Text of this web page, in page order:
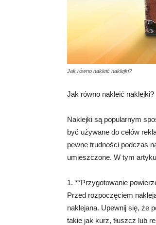
Jak równo nakleić naklejki?
Jak równo nakleić naklejki?
Naklejki są popularnym
być używane do celów
pewne trudności podczas
umieszczone. W tym
1. **Przygotowanie
Przed rozpoczęciem
naklejana. Upewnij się, że
takie jak kurz, tłuszcz lub